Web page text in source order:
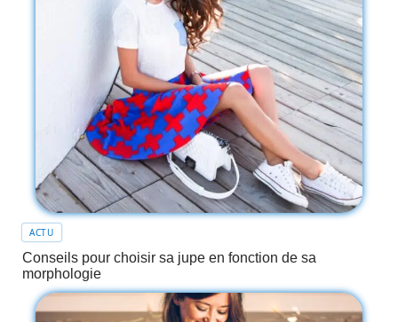
ACTU
Conseils pour choisir sa jupe en fonction de sa
morphologie